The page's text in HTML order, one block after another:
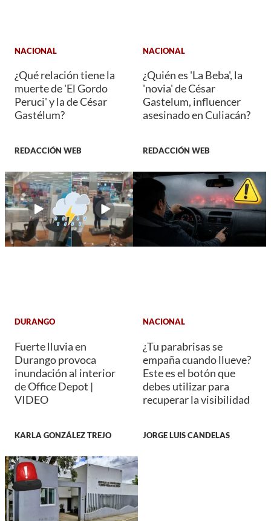
NACIONAL
¿Qué relación tiene la
muerte de 'El Gordo
Peruci' y la de César
Gastélum?
REDACCIÓN WEB
NACIONAL
¿Quién es 'La Beba', la
'novia' de César
Gastelum, influencer
asesinado en Culiacán?
REDACCIÓN WEB
DURANGO
Fuerte lluvia en
Durango provoca
inundación al interior
de Office Depot |
VIDEO
KARLA GONZÁLEZ TREJO
NACIONAL
¿Tu parabrisas se
empaña cuando llueve?
Este es el botón que
debes utilizar para
recuperar la visibilidad
JORGE LUIS CANDELAS